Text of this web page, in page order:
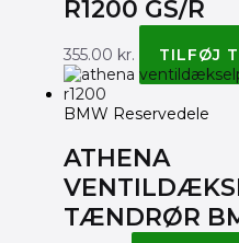
R1200 GS/R
355.00 kr. TILFØJ
BMW Reservedele
ATHENA
TÆNDRØR